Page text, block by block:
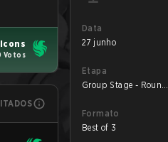
Votos
Data
27 junho
Etapa
Group Stage - Round
Formato
Best of 3